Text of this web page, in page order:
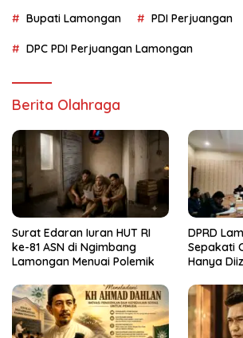
Bupati Lamongan PDI Perjuangan
DPC PDI Perjuangan Lamongan
Berita Olahraga
Surat Edaran Iuran HUT RI
ke-81 ASN di Ngimbang
Lamongan Menuai Polemik
DPRD
Sepakati
Hanya